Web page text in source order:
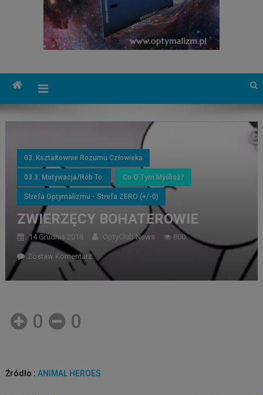
03. Kształtownie Rozumu Człowieka
03.3. Motywacja/Rób To: Co O Tym Myślisz?
Strefa Optymalizmu - Strefa ZERO (+/-0)
ZWIERZĘCY BOHATEROWIE
14 Grudnia 2018 OptyClub News 800
Zostaw Komentarz
0 0
Źródło : ANIMAL HEROES